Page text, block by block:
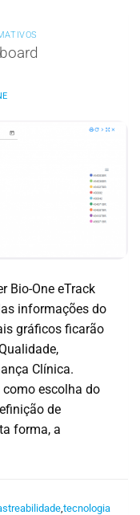
Bio-One eTrack
informações do
gráficos ficarão
Clínica.
escolha do
de
forma, a
,tecnologia